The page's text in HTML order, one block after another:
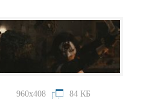
960x408 84 КБ